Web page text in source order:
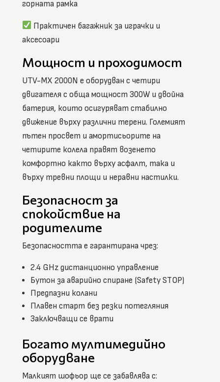
горната рамка
Практичен багажник за играчки и
аксесоари
Мощност и проходимост
UTV-MX 2000N е оборудван с четири
двигателя с обща мощност 300W и двойна
батерия, които осигуряват стабилно
движение върху различни терени. Големият
пътен просвет и амортисьорите на
четирите колела правят возенето
комфортно както върху асфалт, така и
върху тревни площи и неравни настилки.
Безопасност за
спокойствие на
родителите
Безопасността е гарантирана чрез:
2.4 GHz дистанционно управление
Бутон за аварийно спиране (Safety STOP)
Предпазни колани
Плавен старт без резки потегляния
Заключващи се врати
Богато мултимедийно
оборудване
Малкият шофьор ще се забавлява с: